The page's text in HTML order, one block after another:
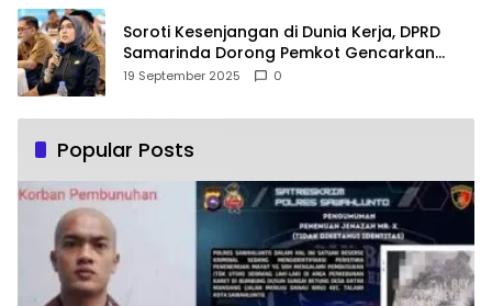
Soroti Kesenjangan di Dunia Kerja, DPRD
Samarinda Dorong Pemkot Gencarkan
Pemberdayaan Perempuan
19 September 2025 0
Popular Posts